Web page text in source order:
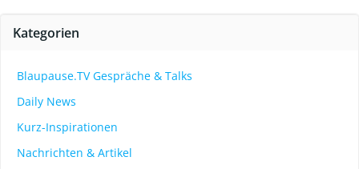
Kategorien
Blaupause.TV Gespräche & Talks
Daily News
Kurz-Inspirationen
Nachrichten & Artikel